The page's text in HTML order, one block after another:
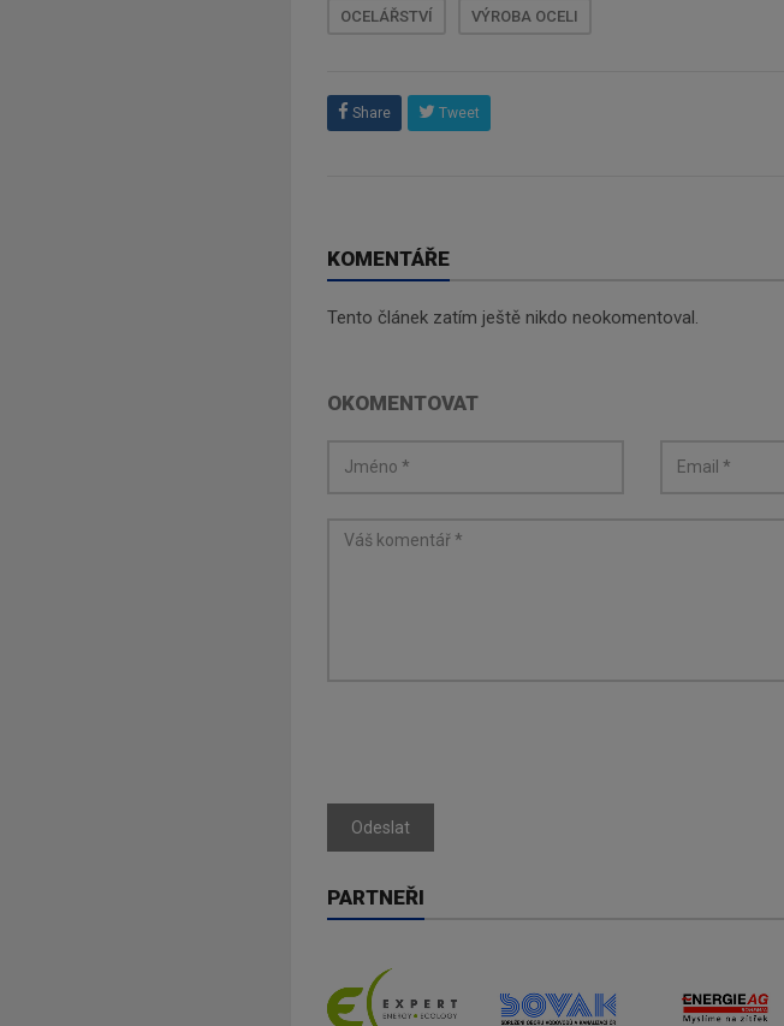
OCELÁŘSTVÍ VÝROBA OCELI
Share Tweet
KOMENTÁŘE
Tento článek zatím ještě nikdo neokomentoval.
OKOMENTOVAT
Odeslat
PARTNEŘI